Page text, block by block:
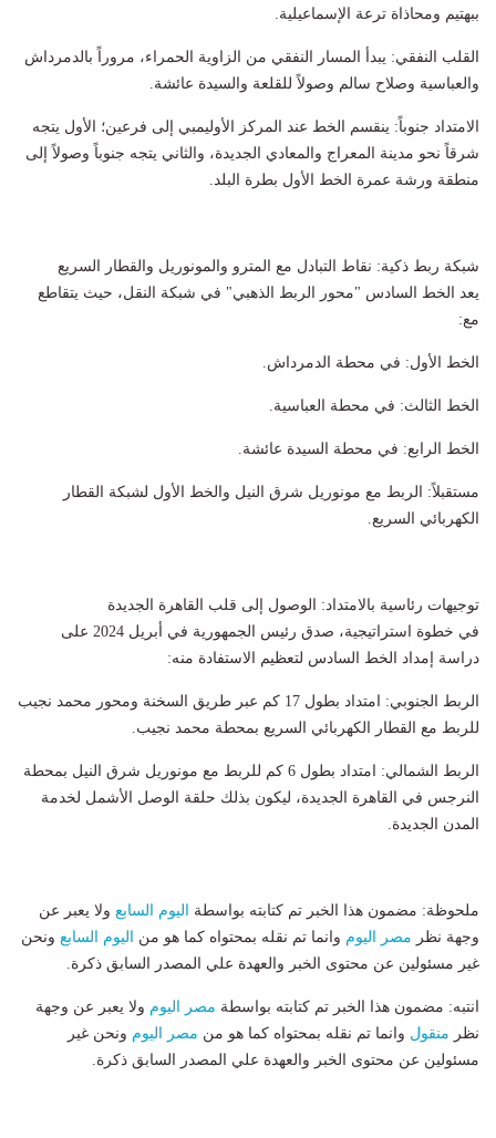
ببهتيم ومحاذاة ترعة الإسماعيلية.
القلب النفقي: يبدأ المسار النفقي من الزاوية الحمراء، مروراً بالدمرداش
والعباسية وصلاح سالم وصولاً للقلعة والسيدة عائشة.
الامتداد جنوباً: ينقسم الخط عند المركز الأوليمبي إلى فرعين؛ الأول يتجه
شرقاً نحو مدينة المعراج والمعادي الجديدة، والثاني يتجه جنوباً وصولاً إلى
منطقة ورشة عمرة الخط الأول بطرة البلد.
شبكة ربط ذكية: نقاط التبادل مع المترو والمونوريل والقطار السريع
يعد الخط السادس "محور الربط الذهبي" في شبكة النقل، حيث يتقاطع
مع:
الخط الأول: في محطة الدمرداش.
الخط الثالث: في محطة العباسية.
الخط الرابع: في محطة السيدة عائشة.
مستقبلاً: الربط مع مونوريل شرق النيل والخط الأول لشبكة القطار
الكهربائي السريع.
توجيهات رئاسية بالامتداد: الوصول إلى قلب القاهرة الجديدة
في خطوة استراتيجية، صدق رئيس الجمهورية في أبريل 2024 على
دراسة إمداد الخط السادس لتعظيم الاستفادة منه:
الربط الجنوبي: امتداد بطول 17 كم عبر طريق السخنة ومحور محمد نجيب
للربط مع القطار الكهربائي السريع بمحطة محمد نجيب.
الربط الشمالي: امتداد بطول 6 كم للربط مع مونوريل شرق النيل بمحطة
النرجس في القاهرة الجديدة، ليكون بذلك حلقة الوصل الأشمل لخدمة
المدن الجديدة.
ملحوظة: مضمون هذا الخبر تم كتابته بواسطة اليوم السابع ولا يعبر عن
وجهة نظر مصر اليوم وانما تم نقله بمحتواه كما هو من اليوم السابع ونحن
غير مسئولين عن محتوى الخبر والعهدة علي المصدر السابق ذكرة.
انتبه: مضمون هذا الخبر تم كتابته بواسطة مصر اليوم ولا يعبر عن وجهة
نظر منقول وانما تم نقله بمحتواه كما هو من مصر اليوم ونحن غير
مسئولين عن محتوى الخبر والعهدة علي المصدر السابق ذكرة.